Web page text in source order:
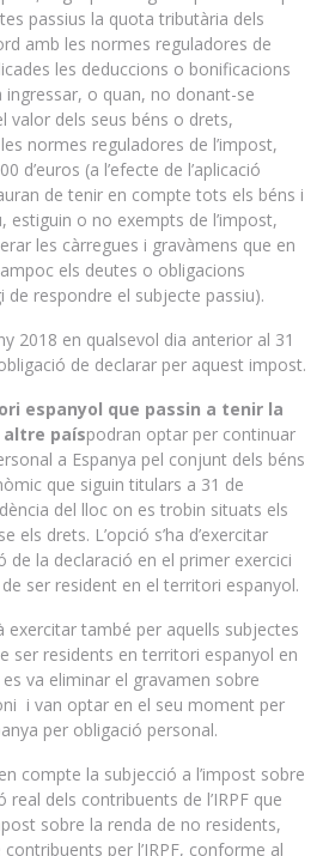
passius la quota tributària dels
amb les normes reguladores de
les deduccions o bonificacions
ingressar, o quan, no donant-se
valor dels seus béns o drets,
normes reguladores de l’impost,
d’euros (a l’efecte de l’aplicació
de tenir en compte tots els béns i
estiguin o no exempts de l’impost,
les càrregues i gravàmens que en
els deutes o obligacions
de respondre el subjecte passiu).
2018 en qualsevol dia anterior al 31
de declarar per aquest impost.
espanyol que passin a tenir la
altre paíspodran optar per continuar
a Espanya pel conjunt dels béns
que siguin titulars a 31 de
del lloc on es trobin situats els
els drets. L’opció s’ha d’exercitar
de la declaració en el primer exercici
ser resident en el territori espanyol.
exercitar també per aquells subjectes
ser residents en territori espanyol en
va eliminar el gravamen sobre
i van optar en el seu moment per
per obligació personal.
compte la subjecció a l’impost sobre
dels contribuents de l’IRPF que
sobre la renda de no residents,
per l’IRPF, conforme al